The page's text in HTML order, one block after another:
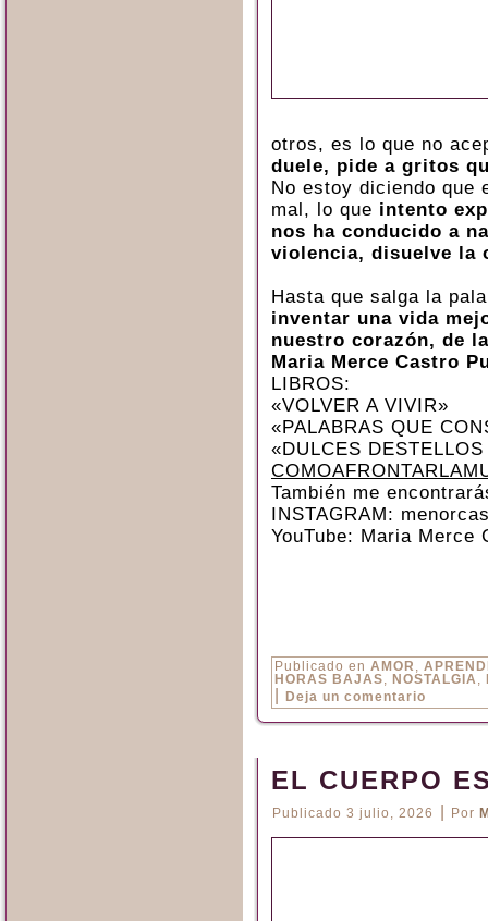
otros, es lo que no
duele, pide a gritos
No estoy diciendo que
mal, lo que intento
nos ha conducido a
violencia, disuelve la
Hasta que salga la
inventar una vida
nuestro corazón, de
Maria Merce Castro
LIBROS:
«VOLVER A VIVIR»
«PALABRAS QUE
«DULCES
También me
INSTAGRAM:
YouTube: Maria Merce
Publicado en AMOR ,
HORAS BAJAS, NOSTALGIA ,
Deja un comentario
EL CUERPO
Publicado 3 julio, 2026 Por